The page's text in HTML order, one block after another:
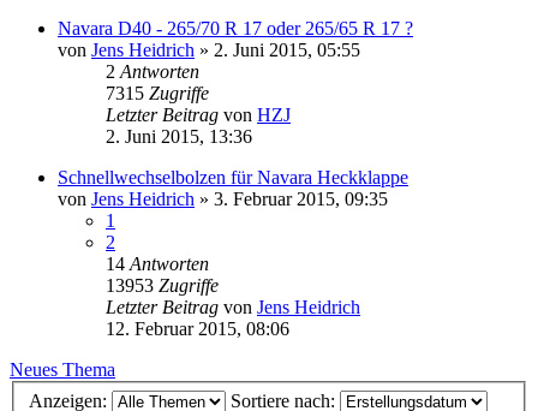
Navara D40 - 265/70 R 17 oder 265/65 R 17 ?
von Jens Heidrich » 2. Juni 2015, 05:55
2 Antworten
7315 Zugriffe
Letzter Beitrag von HZJ
2. Juni 2015, 13:36
Schnellwechselbolzen für Navara Heckklappe
von Jens Heidrich » 3. Februar 2015, 09:35
1
2
14 Antworten
13953 Zugriffe
Letzter Beitrag von Jens Heidrich
12. Februar 2015, 08:06
Neues Thema
Anzeigen:
Sortiere nach: